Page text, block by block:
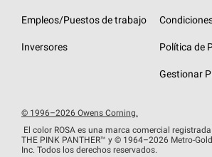
Garantías de techos
Eventos para contratistas
Financiamiento de techos
Empleos/Puestos de trabajo
Inversores Política de
Gestionar
© 1996–2026 Owens Corning.
El color ROSA es una marca comercial
THE PINK PANTHER™ y © 1964–2026 Metro-
Inc. Todos los derechos reservados.